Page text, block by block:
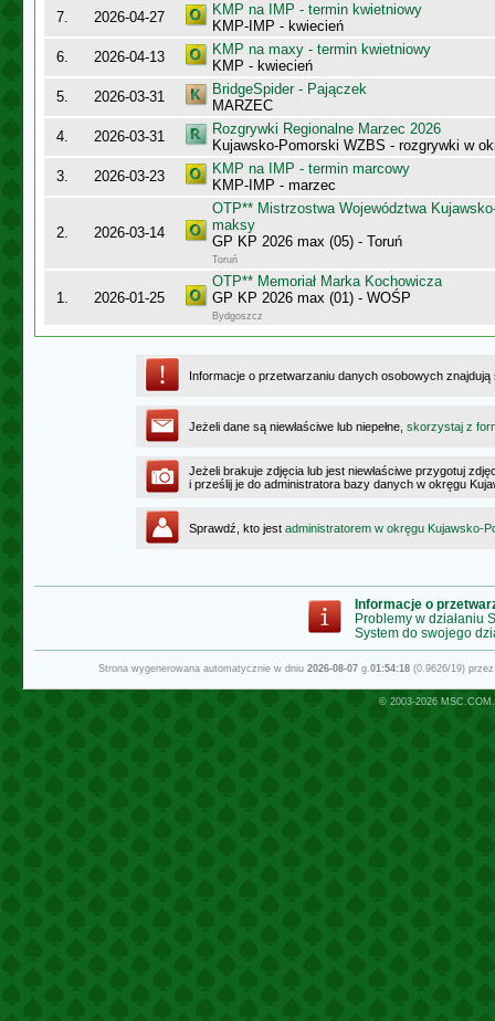
7. 2026-04-27
KMP na IMP - termin kwietniowy
KMP-IMP - kwiecień
6.
2026-04-13
KMP na maxy - termin kwietniowy
KMP - kwiecień
5.
2026-03-31
BridgeSpider - Pajączek
MARZEC
4.
2026-03-31
Rozgrywki Regionalne Marzec 2026
Kujawsko-Pomorski WZBS - rozgrywki w
3.
2026-03-23
KMP na IMP - termin marcowy
KMP-IMP - marzec
2. 2026-03-14
OTP** Mistrzostwa Województwa
maksy
GP KP 2026 max (05) - Toruń
Toruń
1. 2026-01-25
OTP** Memoriał Marka Kochowicza
GP KP 2026 max (01) - WOŚP
Bydgoszcz
Informacje o przetwarzaniu danych osobowych
Jeżeli dane są niewłaściwe lub niepełne, skorzystaj z
Jeżeli brakuje zdjęcia lub jest niewłaściwe przygotuj
i prześlij je do administratora bazy danych w okręgu
Sprawdź, kto jest administratorem w okręgu Kujawsko-
Informacje o
Problemy w działaniu
System do swojego
Strona wygenerowana automatycznie w dniu 2026-08-07g.01:54:18(0.9626/19)
© 2003-2026